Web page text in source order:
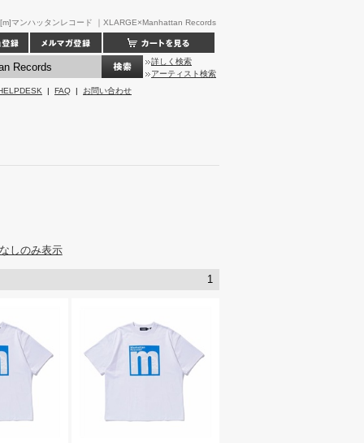
[m]マンハッタンレコード ｜XLARGE×Manhattan Records
詳しく検索
アーティスト検索
| FAQ | お問い合わせ
しのみ表示
1